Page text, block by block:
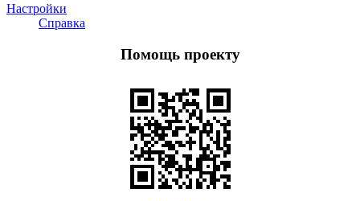
Настройки
Справка
Помощь проекту